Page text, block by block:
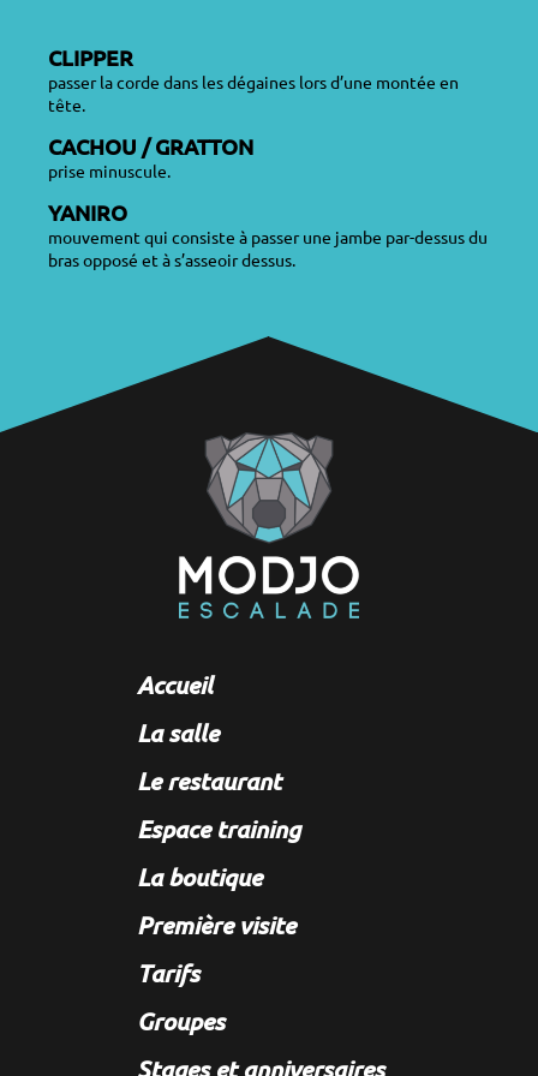
CLIPPER
passer la corde dans les dégaines lors d’une montée en
tête.
CACHOU / GRATTON
prise minuscule.
YANIRO
mouvement qui consiste à passer une jambe par-dessus du
bras opposé et à s’asseoir dessus.
Accueil
La salle
Le restaurant
Espace training
La boutique
Première visite
Tarifs
Groupes
Stages et anniversaires